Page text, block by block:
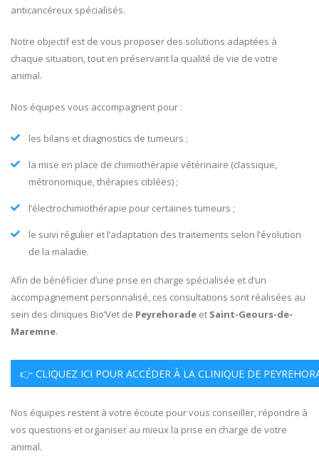
anticancéreux spécialisés.
Notre objectif est de vous proposer des solutions adaptées à
chaque situation, tout en préservant la qualité de vie de votre
animal.
Nos équipes vous accompagnent pour :
les bilans et diagnostics de tumeurs ;
la mise en place de chimiothérapie vétérinaire (classique,
métronomique, thérapies ciblées) ;
l’électrochimiothérapie pour certaines tumeurs ;
le suivi régulier et l’adaptation des traitements selon l’évolution
de la maladie.
Afin de bénéficier d’une prise en charge spécialisée et d’un
accompagnement personnalisé, ces consultations sont réalisées au
sein des cliniques Bio’Vet de Peyrehorade et Saint-Geours-de-
Maremne.
👉 CLIQUEZ ICI POUR ACCÉDER À LA CLINIQUE DE
Nos équipes restent à votre écoute pour vous conseiller, répondre à
vos questions et organiser au mieux la prise en charge de votre
animal.